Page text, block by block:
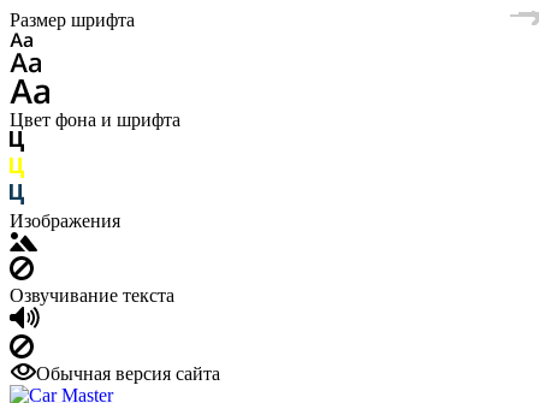
Размер шрифта
Цвет фона и шрифта
Изображения
Озвучивание текста
Обычная версия сайта